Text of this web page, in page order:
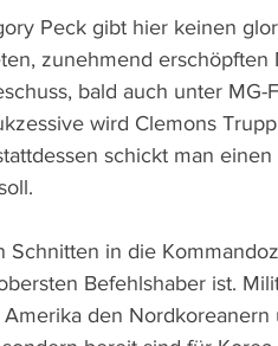
Peck gibt hier keinen
zunehmend
bald auch unter
wird Clemons
schickt man
Schnitten in die
Befehlshaber ist.
den